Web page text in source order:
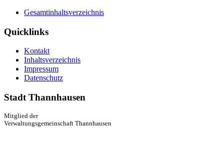
Gesamtinhaltsverzeichnis
Quicklinks
Kontakt
Inhaltsverzeichnis
Impressum
Datenschutz
Stadt Thannhausen
Mitglied der
Verwaltungsgemeinschaft Thannhausen